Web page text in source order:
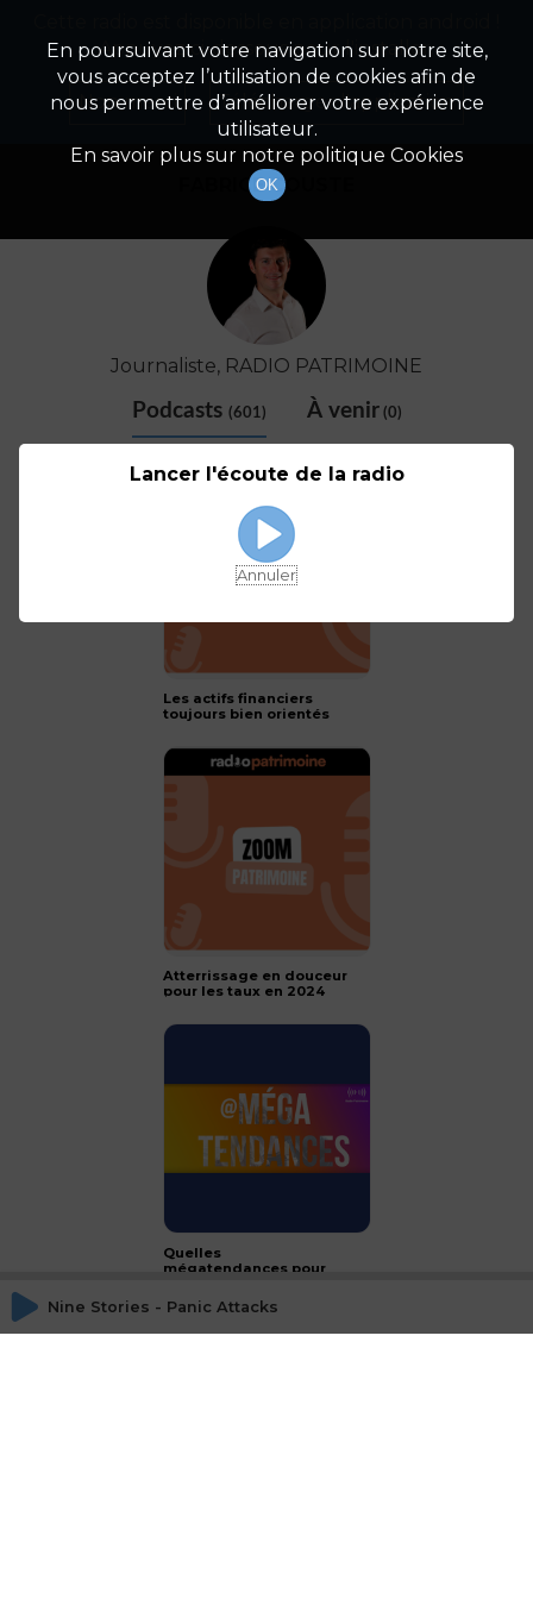
Détail De L'animateur
FABRICE COUSTE
Journaliste, RADIO PATRIMOINE
Podcasts (601) À venir(0)
Les actifs financiers
toujours bien orientés
Atterrissage en douceur
pour les taux en 2024
Quelles
mégatendances pour
Nine Stories - Panic Attacks
En poursuivant votre navigation sur notre site,
vous acceptez l’utilisation de cookies afin de
nous permettre d’améliorer votre expérience
utilisateur.
En savoir plus sur notre politique Cookies
OK
Appuyez ci-dessous pour l'installer.
Non merci Télécharger l'application
Lancer l'écoute de la radio
Annuler